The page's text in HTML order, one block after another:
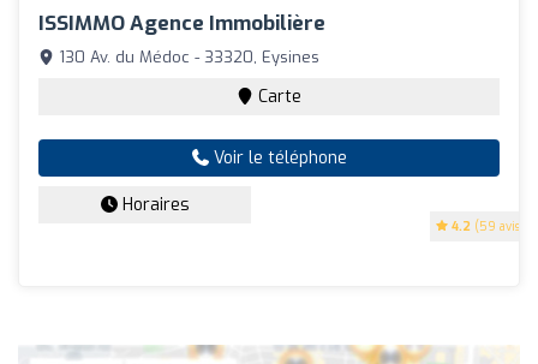
ISSIMMO Agence Immobilière
4.2 (59 avis)
130 Av. du Médoc - 33320, Eysines
Carte
Voir le téléphone
Horaires